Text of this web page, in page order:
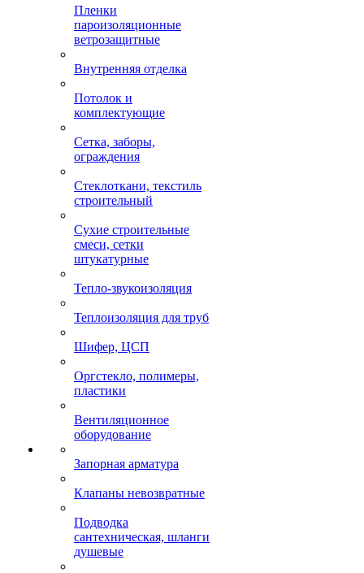
Пленки
пароизоляционные
ветрозащитные
Внутренняя отделка
Потолок и
комплектующие
Сетка, заборы,
ограждения
Стеклоткани, текстиль
строительный
Сухие строительные
смеси, сетки
штукатурные
Тепло-звукоизоляция
Теплоизоляция для труб
Шифер, ЦСП
Оргстекло, полимеры,
пластики
Вентиляционное
оборудование
Запорная арматура
Клапаны невозвратные
Подводка
сантехническая, шланги
душевые